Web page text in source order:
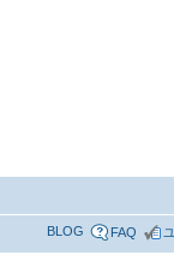
BLOG FAQ